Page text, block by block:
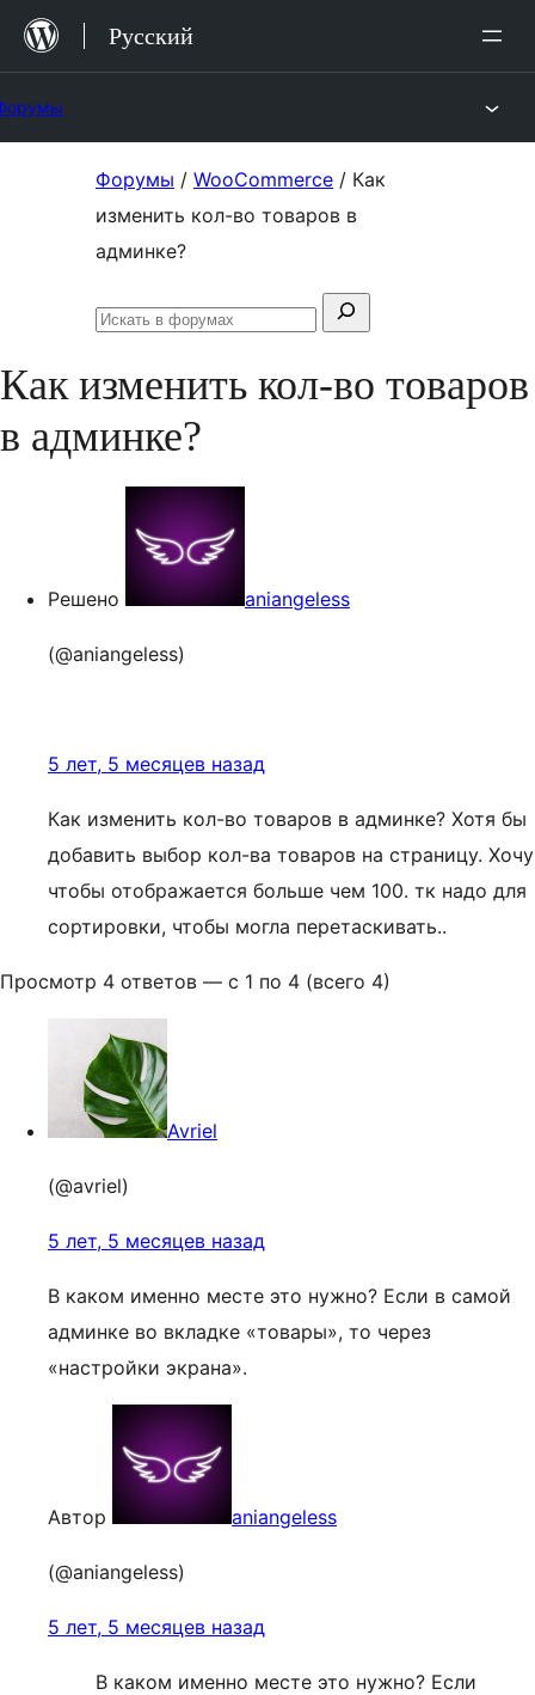
Перейти
Русский
содержимому
Форумы / WooCommerce / Как
изменить кол-во товаров в
админке?
Поиск:
Искать
Как изменить кол-во товаров
в админке?
Решено aniangeless
(@aniangeless)
5 лет, 5 месяцев назад
Как изменить кол-во товаров в админке? Хотя бы
добавить выбор кол-ва товаров на страницу. Хочу
чтобы отображается больше чем 100. тк надо для
сортировки, чтобы могла перетаскивать..
Просмотр 4 ответов — с 1 по 4 (всего 4)
Avriel
(@avriel)
5 лет, 5 месяцев назад
В каком именно месте это нужно? Если в самой
админке во вкладке «товары», то через
«настройки экрана».
Автор aniangeless
(@aniangeless)
5 лет, 5 месяцев назад
В каком именно месте это нужно? Если